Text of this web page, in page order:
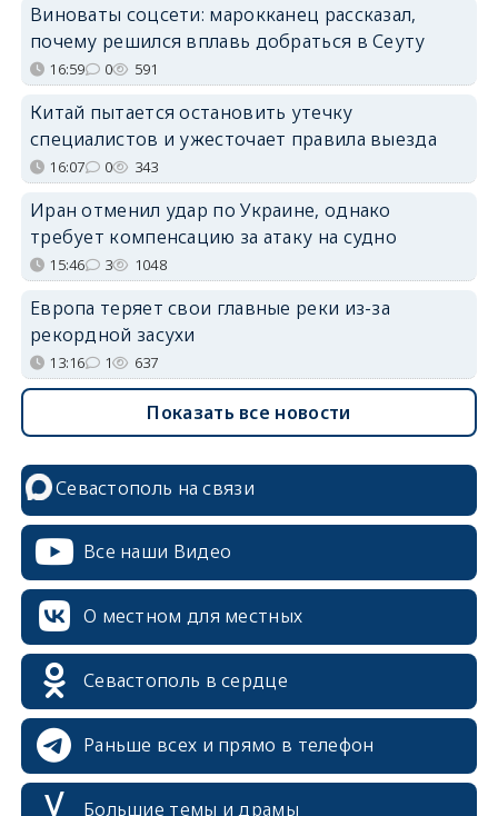
Виноваты соцсети: марокканец рассказал,
почему решился вплавь добраться в Сеуту
16:59 0 591
Китай пытается остановить утечку
специалистов и ужесточает правила выезда
16:07 0 343
Иран отменил удар по Украине, однако
требует компенсацию за атаку на судно
15:46 3 1048
Европа теряет свои главные реки из-за
рекордной засухи
13:16 1 637
Показать все новости
Севастополь на связи
Все наши Видео
О местном для местных
Севастополь в сердце
Раньше всех и прямо в телефон
Большие темы и драмы